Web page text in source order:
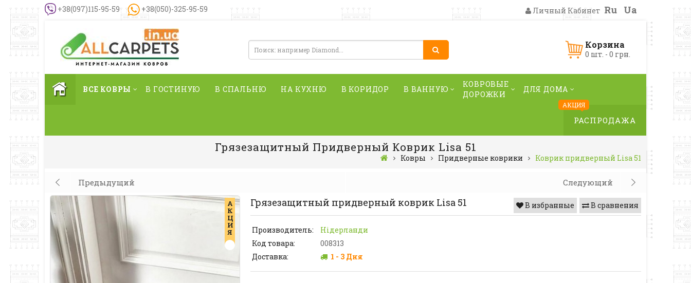
+38(097)115-95-59 +38(050)-325-95-59 Личный Кабинет Ru Ua
Корзина
0 шт. - 0 грн.
ВСЕ КОВРЫ В ГОСТИНУЮ В СПАЛЬНЮ НА КУХНЮ В КОРИДОР В ВАННУЮ
КОВРОВЫЕ
ДОРОЖКИ
ДЛЯ ДОМА
АКЦИЯ
РАСПРОДАЖА
Грязезащитный Придверный Коврик Lisa 51
Ковры Придверные коврики Коврик придверный Lisa 51
Предыдущий Следующий
А
К
Ц
И
Я
В сравнения
В избранные
Грязезащитный придверный коврик Lisa 51
Производитель:
Нідерланди
Код товара:
008313
Доставка:
1 - 3 Дня